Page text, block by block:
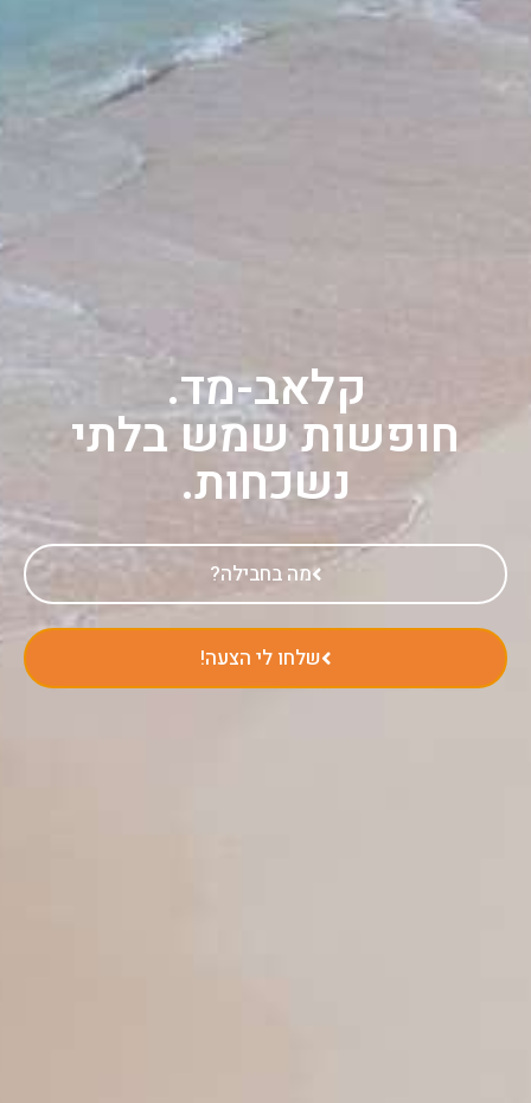
קלאב-מד.
חופשות שמש בלתי
נשכחות.
מה בחבילה?
שלחו לי הצעה!